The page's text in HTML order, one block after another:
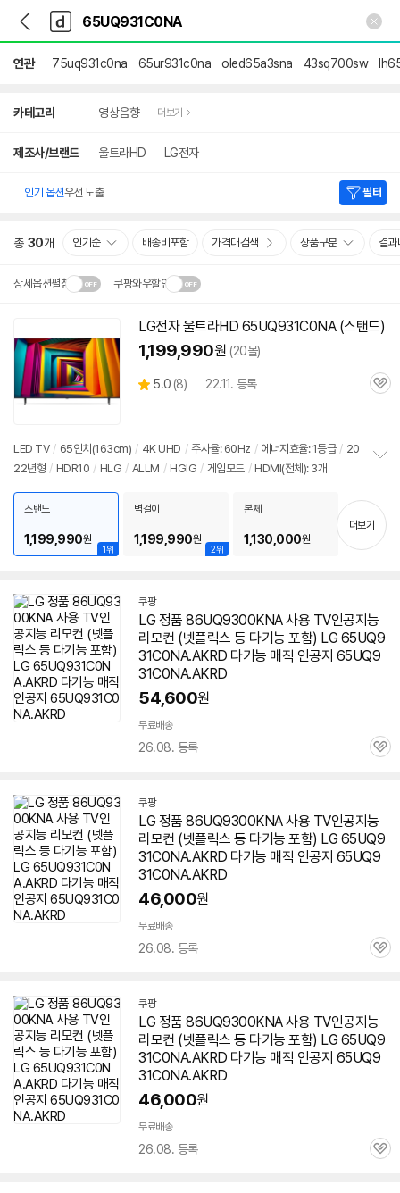
다
나
와
가
기
다
와
메
연관 75uq931c0na 65ur931c0na oled65a3sna 43sq700sw
카테고리 영상음향 더보기
제조사/브랜드 울트라HD LG전자
인기 옵션우선 노출 필터
총 30개 인기순 배송비포함 가격대검색 상품구분 결과
상세옵션펼침 쿠팡와우할인
배송·설치비가 달라집니다.
기
LG전자 울트라HD 65UQ931C0NA(스탠드)
1,199,990원 (20몰)
별
5.0 (상
뷰
8) 22.11. 등록
관
LED TV / 65인치(163cm) / 4K UHD / 주사율: 60Hz / 에너지효율: 1등급 / 20
22년형 / HDR10 / HLG / ALLM / HGIG / 게임모드 / HDMI(전체): 3개
치
기
1위
스탠드
1,199,990원
2위
벽걸이
1,199,990원
본체
1,130,000원
더보기
쿠팡
LG 정품 86UQ9300KNA 사용 TV인공지능
리모컨 (넷플릭스 등 다기능 포함) LG 65UQ9
31C0NA.AKRD 다기능 매직 인공지 65UQ9
31C0NA.AKRD
54,600원
무료배송
26.08. 등록
관
쿠팡
LG 정품 86UQ9300KNA 사용 TV인공지능
리모컨 (넷플릭스 등 다기능 포함) LG 65UQ9
31C0NA.AKRD 다기능 매직 인공지 65UQ9
31C0NA.AKRD
46,000원
무료배송
26.08. 등록
관
쿠팡
LG 정품 86UQ9300KNA 사용 TV인공지능
리모컨 (넷플릭스 등 다기능 포함) LG 65UQ9
31C0NA.AKRD 다기능 매직 인공지 65UQ9
31C0NA.AKRD
46,000원
무료배송
26.08. 등록
관